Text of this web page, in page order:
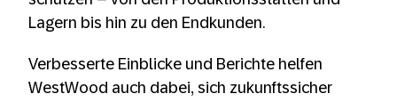
Lagern bis hin zu den Endkunden.
Verbesserte Einblicke und Berichte helfen
WestWood auch dabei, sich zukunftssicher